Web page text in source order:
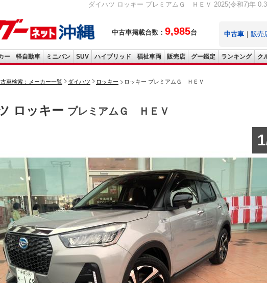
ダイハツ ロッキー プレミアムＧ ＨＥＶ 2025(令和7)年
中古車掲載台数： 9,985台 中古車 ｜ 販売
ー 軽自動車 ミニバン SUV ハイブリッド 福祉車両 販売店 グー鑑定 ランキング ク
車検索：メーカー一覧 ダイハツ ロッキー ロッキー プレミアムＧ ＨＥＶ
ロッキー プレミアムＧ ＨＥＶ
1